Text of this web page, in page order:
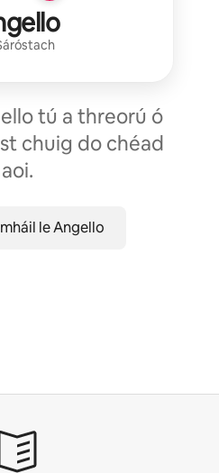
tú a threorú ó
chuig do chéad
aoi.
le Angello